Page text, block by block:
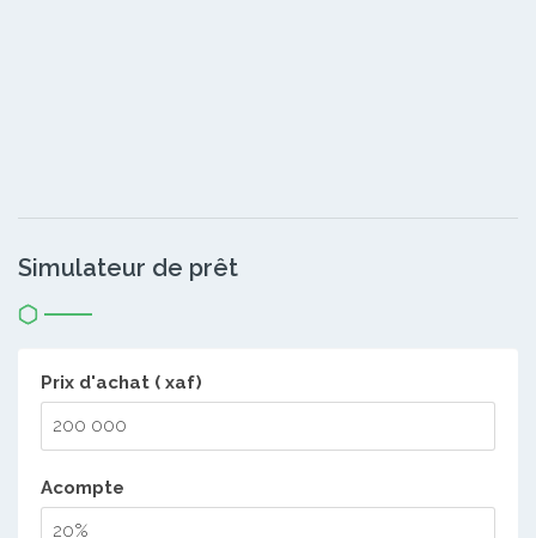
Simulateur de prêt
Prix d'achat ( xaf)
Acompte